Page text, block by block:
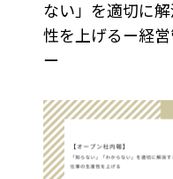
ない」を適切に
性を上げるー経
ー